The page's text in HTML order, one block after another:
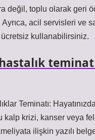
değil, toplu olarak geri
Ayrıca, acil servisleri ve
ücretsiz kullanabilirsiniz.
Teminatı:
kalp krizi, kanser veya
ilişkin yazılı